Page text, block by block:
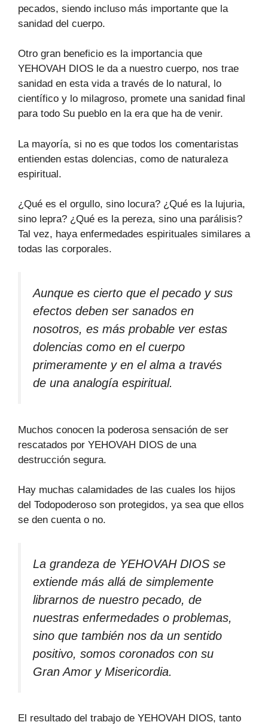
pecados, siendo incluso más importante que la
sanidad del cuerpo.
Otro gran beneficio es la importancia que
YEHOVAH DIOS le da a nuestro cuerpo, nos trae
sanidad en esta vida a través de lo natural, lo
científico y lo milagroso, promete una sanidad final
para todo Su pueblo en la era que ha de venir.
La mayoría, si no es que todos los comentaristas
entienden estas dolencias, como de naturaleza
espiritual.
¿Qué es el orgullo, sino locura? ¿Qué es la lujuria,
sino lepra? ¿Qué es la pereza, sino una parálisis?
Tal vez, haya enfermedades espirituales similares a
todas las corporales.
Aunque es cierto que el pecado y sus
efectos deben ser sanados en
nosotros, es más probable ver estas
dolencias como en el cuerpo
primeramente y en el alma a través
de una analogía espiritual.
Muchos conocen la poderosa sensación de ser
rescatados por YEHOVAH DIOS de una
destrucción segura.
Hay muchas calamidades de las cuales los hijos
del Todopoderoso son protegidos, ya sea que ellos
se den cuenta o no.
La grandeza de YEHOVAH DIOS se
extiende más allá de simplemente
librarnos de nuestro pecado, de
nuestras enfermedades o problemas,
sino que también nos da un sentido
positivo, somos coronados con su
Gran Amor y Misericordia.
El resultado del trabajo de YEHOVAH DIOS, tanto